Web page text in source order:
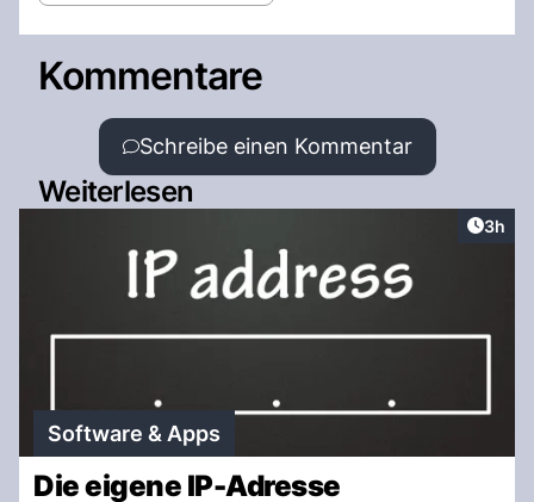
Kommentare
Schreibe einen Kommentar
Weiterlesen
3h
Software & Apps
Die eigene IP-Adresse